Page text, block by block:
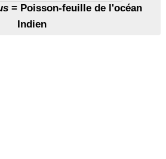
= Poisson-feuille de l'océan
Indien